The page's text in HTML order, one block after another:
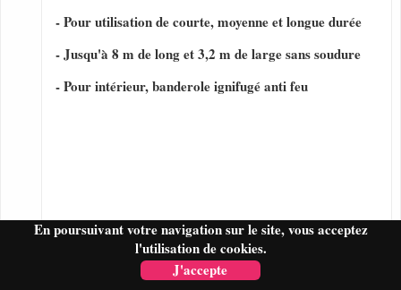
En poursuivant votre navigation sur le site, vous acceptez
l'utilisation de cookies.
J'accepte
- Pour utilisation de courte, moyenne et longue durée
- Jusqu'à 8 m de long et 3,2 m de large sans soudure
- Pour intérieur, banderole ignifugé anti feu